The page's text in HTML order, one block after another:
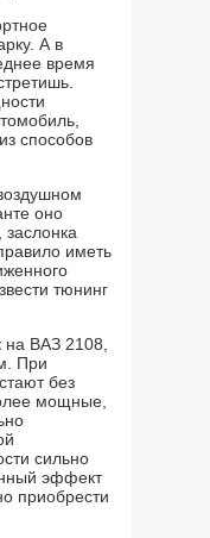
А в
время
способов
оно
иметь
тюнинг
ВАЗ 2108,
При
без
мощные,
сильно
эффект
приобрести